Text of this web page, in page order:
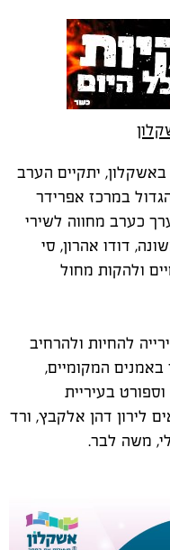
יתקיים הערב
הדשא הגדול במרכז אפרידר
כערב מחווה לשירי
דודו אהרון, סי
ולהקות מחול
להחיות ולהרחיב
המקומיים,
בעיריית
לירון דהן אלקבץ, ורד
משה לבר.